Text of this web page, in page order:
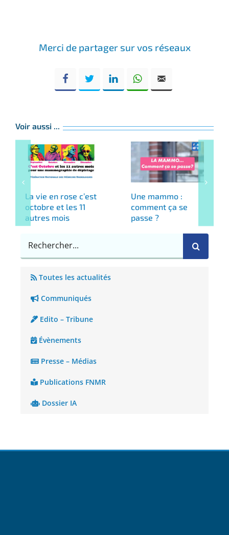
Merci de partager sur vos réseaux
Voir aussi ...
La vie en rose c’est
octobre et les 11
autres mois
Une mammo :
comment ça se
passe ?
Rechercher
Toutes les actualités
Communiqués
Edito – Tribune
Évènements
Presse – Médias
Publications FNMR
Dossier IA